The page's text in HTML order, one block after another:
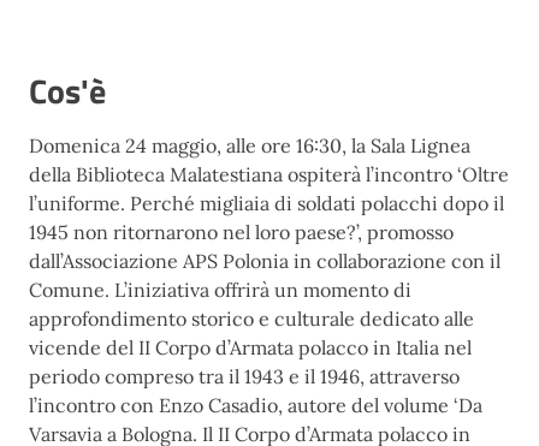
Cos'è
Domenica 24 maggio, alle ore 16:30, la Sala Lignea
della Biblioteca Malatestiana ospiterà l’incontro ‘Oltre
l’uniforme. Perché migliaia di soldati polacchi dopo il
1945 non ritornarono nel loro paese?’, promosso
dall’Associazione APS Polonia in collaborazione con il
Comune. L’iniziativa offrirà un momento di
approfondimento storico e culturale dedicato alle
vicende del II Corpo d’Armata polacco in Italia nel
periodo compreso tra il 1943 e il 1946, attraverso
l’incontro con Enzo Casadio, autore del volume ‘Da
Varsavia a Bologna. Il II Corpo d’Armata polacco in